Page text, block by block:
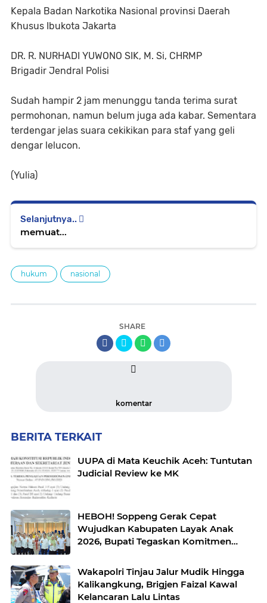
Kepala Badan Narkotika Nasional provinsi Daerah
Khusus Ibukota Jakarta
DR. R. NURHADI YUWONO SIK, M. Si, CHRMP
Brigadir Jendral Polisi
Sudah hampir 2 jam menunggu tanda terima surat
permohonan, namun belum juga ada kabar. Sementara
terdengar jelas suara cekikikan para staf yang geli
dengar lelucon.
(Yulia)
Selanjutnya..
memuat...
hukum nasional
SHARE
komentar
BERITA TERKAIT
UUPA di Mata Keuchik Aceh: Tuntutan
Judicial Review ke MK
HEBOH! Soppeng Gerak Cepat
Wujudkan Kabupaten Layak Anak
2026, Bupati Tegaskan Komitmen
Wakapolri Tinjau Jalur Mudik Hingga
Kalikangkung, Brigjen Faizal Kawal
Kelancaran Lalu Lintas